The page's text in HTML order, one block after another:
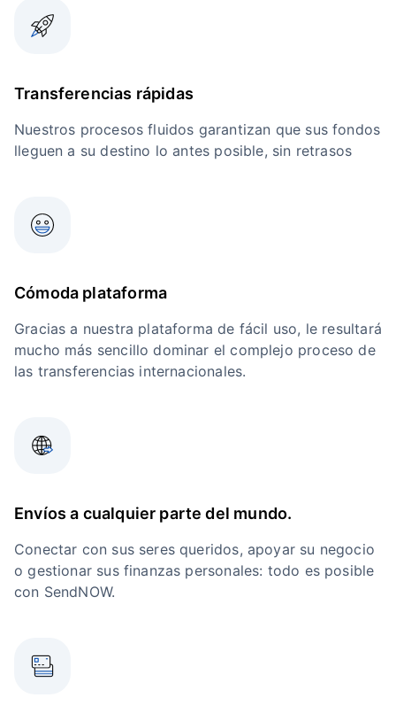
Transferencias rápidas
Nuestros procesos fluidos garantizan que sus fondos
lleguen a su destino lo antes posible, sin retrasos
Cómoda plataforma
Gracias a nuestra plataforma de fácil uso, le resultará
mucho más sencillo dominar el complejo proceso de
las transferencias internacionales.
Envíos a cualquier parte del mundo.
Conectar con sus seres queridos, apoyar su negocio
o gestionar sus finanzas personales: todo es posible
con SendNOW.